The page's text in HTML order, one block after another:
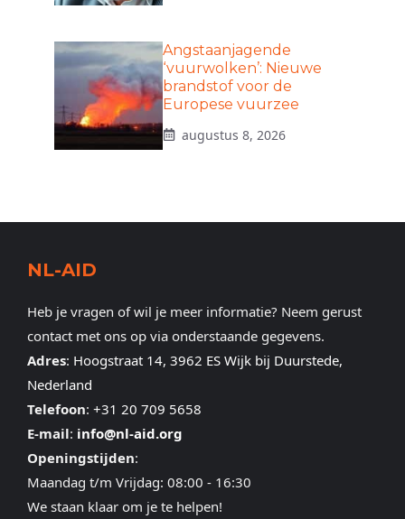
Angstaanjagende
‘vuurwolken’: Nieuwe
brandstof voor de
Europese vuurzee
augustus 8, 2026
NL-AID
Heb je vragen of wil je meer informatie? Neem gerust
contact met ons op via onderstaande gegevens.
Adres: Hoogstraat 14, 3962 ES Wijk bij Duurstede,
Nederland
Telefoon: +31 20 709 5658
E-mail: info@nl-aid.org
Openingstijden:
Maandag t/m Vrijdag: 08:00 - 16:30
We staan klaar om je te helpen!